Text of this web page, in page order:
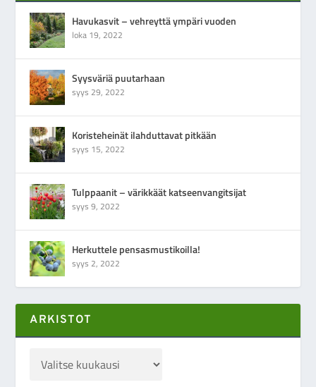
Havukasvit – vehreyttä ympäri vuoden
loka 19, 2022
Syysväriä puutarhaan
syys 29, 2022
Koristeheinät ilahduttavat pitkään
syys 15, 2022
Tulppaanit – värikkäät katseenvangitsijat
syys 9, 2022
Herkuttele pensasmustikoilla!
syys 2, 2022
ARKISTOT